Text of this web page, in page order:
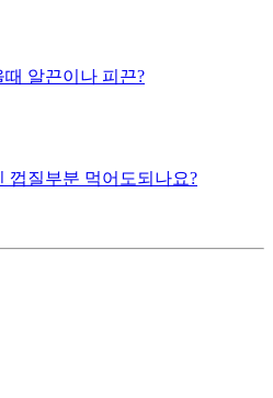
알끈이나 피끈?
껍질부분 먹어도되나요?